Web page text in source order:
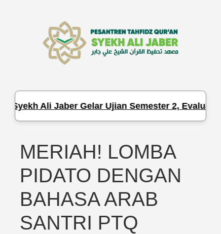
Syekh Ali Jaber Gelar Ujian Semester 2, Evaluasi
MERIAH! LOMBA
PIDATO DENGAN
BAHASA ARAB
SANTRI PTQ